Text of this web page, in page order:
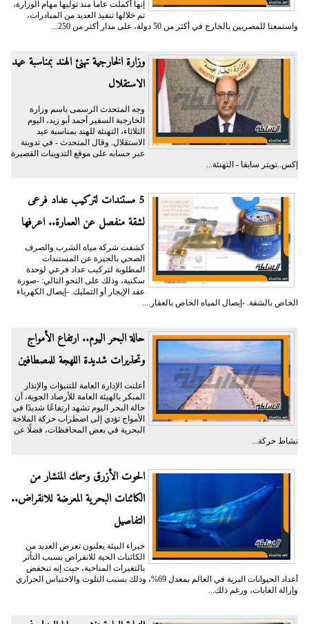
إنها أكملت عاما منذ توليها مهام الوزارة،
تم خلالها تنفيذ العديد من المبادرات،
واستمعنا للمصريين بالخارج في أكثر من 50 دولة، على مدار أكثر من 250...
وزارة الخارجية تهنئ الهند بمناسبة عيد
الاستقلال
وجه المتحدث الرسمى باسم وزارة
الخارجية السفير أحمد أبو زيد، اليوم
الثلاثاء، التهنئة للهند بمناسبة عيد
الاستقلال. وقال المتحدث - في تدوينة
عبر حسابه على موقع التدوينات القصيرة
إكس..تويتر سابقا - التهنئة...
5 مستندات لتركيب عداد فرعى
لشقة منفصل عن العمارة.. اعرفها
كشفت شركة مياه الشرب والصرف
الصحي بالجيزة عن المستندات
المطلوبة لتركيب عداد فرعي لوحدة
سكنية، وذلك على النحو التالي: -صورة
عقد الإيجار أو التمليك. -إيصال الكهرباء
الخاص بالشقة. -إيصال المياه الخاص بالعقار....
حالة البحر اليوم.. ارتفاع الأمواج
وتحذيرات شديدة اللهجة للمصطافين
أعلنت الإدارة العامة للتنبؤات والإنذار
المبكر بالهيئة العامة للأرصاد الجوية، أن
حالة البحر اليوم تشهد ارتفاعًا شديدًا في
الأمواج تؤدي إلى اضطراب حركة الملاحة
البحرية في بعض المحافظات، فضلًا عن
نشاط حركة...
الحوت الأزرق وسمك المنشار من
الكائنات البحرية المعرضة للانقراض..
التفاصيل
خبراء البيئة يعلنون تعرض العديد من
الكائنات الحية للانقراض بسبب التأثر
بالتغيرات المناخية، حيث إنه تنخفض
أعداد الحيوانات البرية في العالم بمعدل 69%، وذلك بسبب التلوث والاحتباس الحراري
وإزالة الغابات، ورغم ذلك...